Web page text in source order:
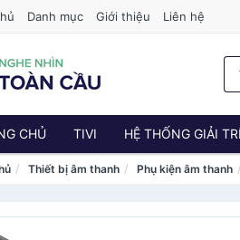
Danh mục Giới thiệu Liên hệ
CHỦ TIVI HỆ THỐNG GIẢI TRÍ
Thiết bị âm thanh Phụ kiện âm thanh